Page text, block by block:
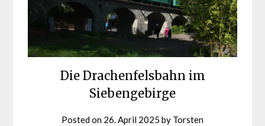
Die Drachenfelsbahn im
Siebengebirge
Posted on 26. April 2025 by Torsten